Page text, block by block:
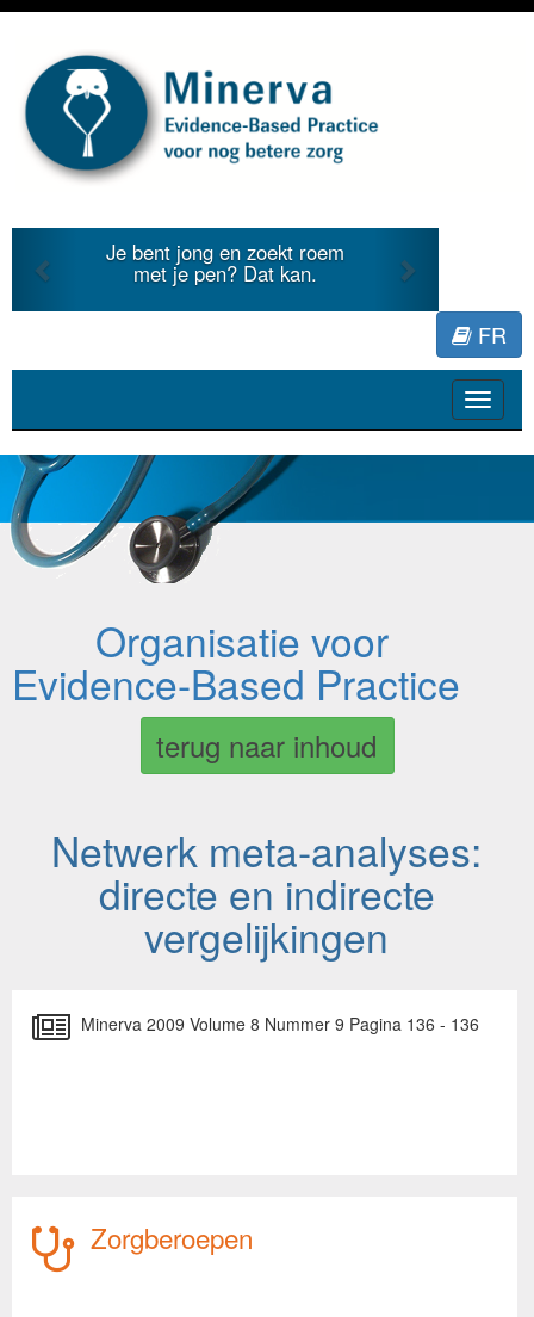
Je bent jong en zoekt roem
met je pen? Dat kan.
Previous
FR
Toggle
Organisatie voor
Evidence-Based Practice
terug naar inhoud
Netwerk meta-analyses:
directe en indirecte
vergelijkingen
Minerva 2009 Volume 8 Nummer 9 Pagina 136 - 136
Zorgberoepen